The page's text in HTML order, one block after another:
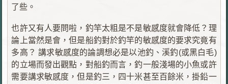
了些。
也許又有人要問啦，釣竿太粗是不是敏感度就會降低？理
論上當然是會，但是船釣對於釣竿的敏感度的要求究竟有
多高？ 講求敏感度的論調想必是以池釣、溪釣(或黑白毛)
的立場而發出觀點，對船釣而言，釣一般淺場的小魚或許
需要講求敏感度，但是釣三，四十米甚至百餘米，掛鉛一